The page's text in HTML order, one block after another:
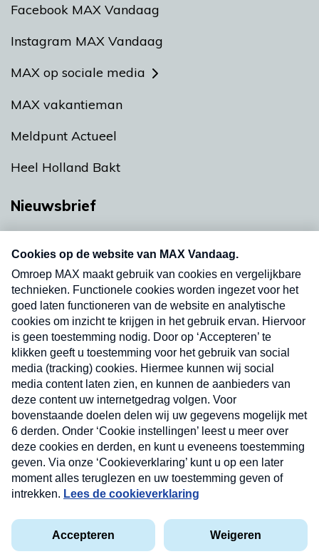
Facebook MAX Vandaag
Instagram MAX Vandaag
MAX op sociale media
MAX vakantieman
Meldpunt Actueel
Heel Holland Bakt
Nieuwsbrief
nieuwsbrief. Elke vrijdag- en dinsdagochtend in
uw mailbox.
Verzend
Privacyverklaring
Cookieverklaring
Kwetsbaarheid melden
Nieuwsbrief
Neem hier een gratis abonnement op onze
nieuwsbrief. Elke vrijdag- en dinsdagochtend in uw